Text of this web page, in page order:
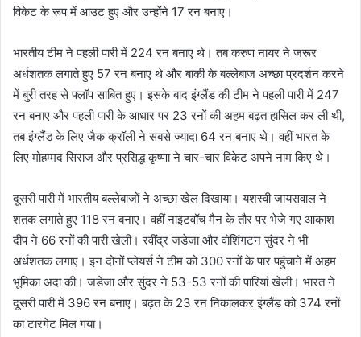
विकेट के रूप में आउट हुए और उन्होंने 17 रन बनाए।
भारतीय टीम ने पहली पारी में 224 रन बनाए थे। तब करुण नायर ने जरूर
अर्धशतक लगाते हुए 57 रन बनाए थे और बाकी के बल्लेबाज अच्छा प्रदर्शन करने
में बुरी तरह से फ्लॉप साबित हुए। इसके बाद इंग्लैंड की टीम ने पहली पारी में 247
रन बनाए और पहली पारी के आधार पर 23 रनों की अहम बढ़त हासिल कर ली थी,
तब इंग्लैंड के लिए जैक क्रॉली ने सबसे ज्यादा 64 रन बनाए थे। वहीं भारत के
लिए मोहम्मद सिराज और प्रसिद्ध कृष्णा ने चार-चार विकेट अपने नाम किए थे।
दूसरी पारी में भारतीय बल्लेबाजों ने अच्छा खेल दिखाया। यशस्वी जायसवाल ने
शतक लगाते हुए 118 रन बनाए। वहीं नाइटवॉच मैन के तौर पर भेजे गए आकाश
दीप ने 66 रनों की पारी खेली। रवींद्र जडेजा और वॉशिंगटन सुंदर ने भी
अर्धशतक लगाए। इन दोनों प्लेयर्स ने टीम को 300 रनों के पार पहुंचाने में अहम
भूमिका अदा की। जडेजा और सुंदर ने 53-53 रनों की पारियां खेली। भारत ने
दूसरी पारी में 396 रन बनाए। बढ़त के 23 रन निकालकर इंग्लैंड को 374 रनों
का टारगेट मिल गया।